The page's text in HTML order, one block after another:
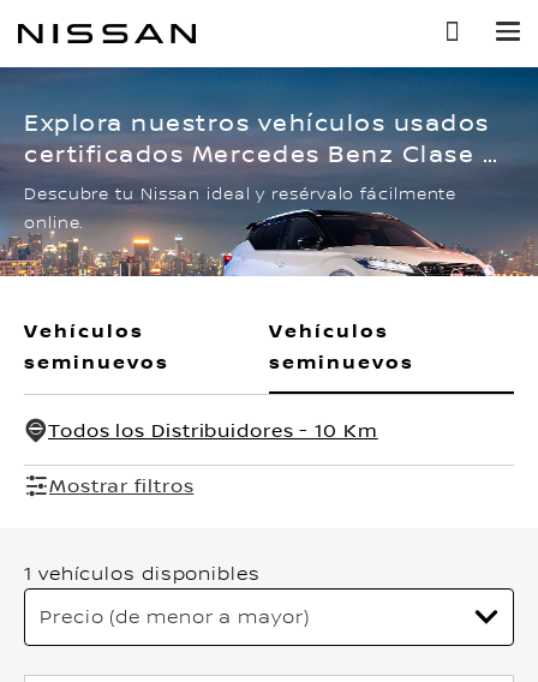
contenido
Explora nuestros vehículos usados
certificados Mercedes Benz Clase C
Plata
Descubre tu Nissan ideal y resérvalo fácilmente
online.
Vehículos
seminuevos
Vehículos
seminuevos
Todos los Distribuidores - 10 Km
Mostrar filtros
1 vehículos disponibles